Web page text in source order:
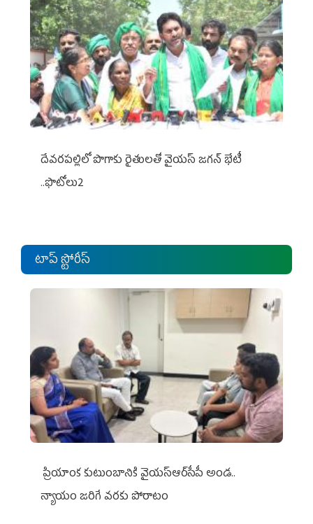
దేవరపల్లిలో పొగాకు రైతులతో వైయస్ జగన్ భేటీ
..ఫొటోలు2
టాప్ స్టోరీస్
ప్రియాంక కుటుంబానికి వైయ‌స్ఆర్‌సీపీ అండ..
న్యాయం జరిగే వరకు పోరాటం